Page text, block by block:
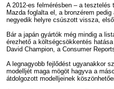
A 2012-es felmérésben – a
Mazda foglalta el, a bronzérem
negyedik helyre csúszott vissza,
Bár a japán gyártók még mindig a
érezhető a költségcsökkentés
David Champion, a Consumer
A legnagyobb fejlődést ugyanakkor
modelljét maga mögöt hagyva a
átdolgozott modelljeinek